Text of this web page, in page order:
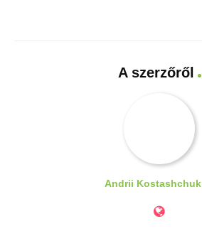
A szerzőről
Andrii Kostashchuk